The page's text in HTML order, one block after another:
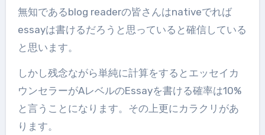
無知であるblog readerの皆さんはnativeでれば
essayは書けるだろうと思っていると確信している
と思います。
しかし残念ながら単純に計算をするとエッセイカ
ウンセラーがAレベルのEssayを書ける確率は10%
と言うことになります。その上更にカラクリがあ
ります。